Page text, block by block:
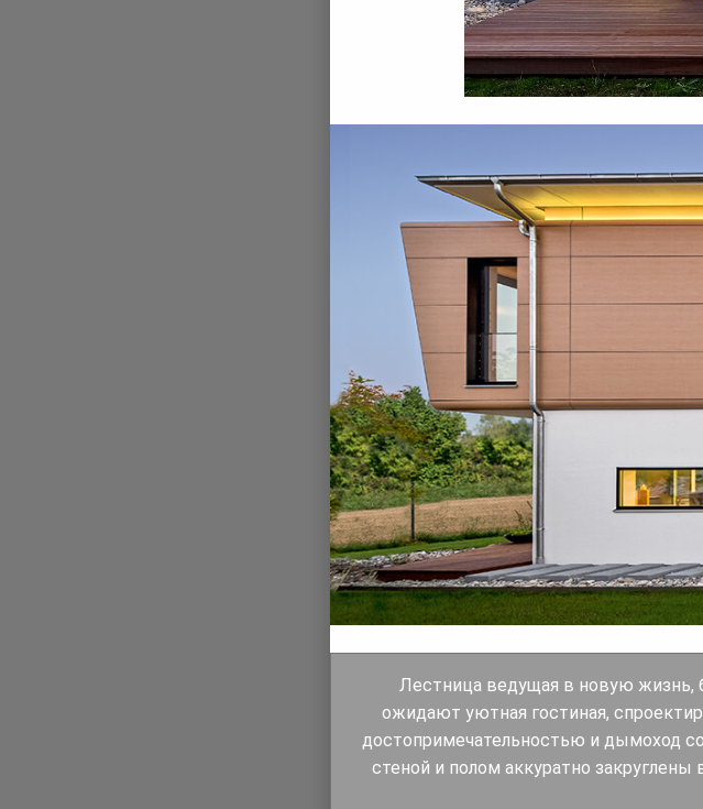
Лестница ведущая в новую жизнь,
ожидают уютная гостиная,
достопримечательностью и дымоход
стеной и полом аккуратно